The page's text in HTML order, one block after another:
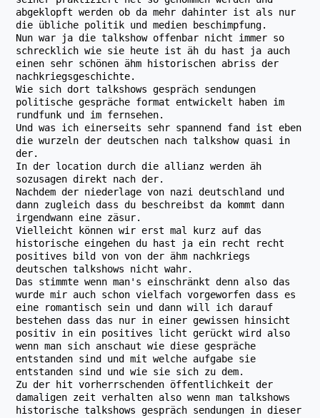
abgeklopft werden ob da mehr dahinter ist als nur
die übliche politik und medien beschimpfung.
Nun war ja die talkshow offenbar nicht immer so
schrecklich wie sie heute ist äh du hast ja auch
einen sehr schönen ähm historischen abriss der
nachkriegsgeschichte.
Wie sich dort talkshows gespräch sendungen
politische gespräche format entwickelt haben im
rundfunk und im fernsehen.
Und was ich einerseits sehr spannend fand ist eben
die wurzeln der deutschen nach talkshow quasi in
der.
In der location durch die allianz werden äh
sozusagen direkt nach der.
Nachdem der niederlage von nazi deutschland und
dann zugleich dass du beschreibst da kommt dann
irgendwann eine zäsur.
Vielleicht können wir erst mal kurz auf das
historische eingehen du hast ja ein recht recht
positives bild von von der ähm nachkriegs
deutschen talkshows nicht wahr.
Das stimmte wenn man's einschränkt denn also das
wurde mir auch schon vielfach vorgeworfen dass es
eine romantisch sein und dann will ich darauf
bestehen dass das nur in einer gewissen hinsicht
positiv in ein positives licht gerückt wird also
wenn man sich anschaut wie diese gespräche
entstanden sind und mit welche aufgabe sie
entstanden sind und wie sie sich zu dem.
Zu der hit vorherrschenden öffentlichkeit der
damaligen zeit verhalten also wenn man talkshows
historische talkshows gespräch sendungen in dieser